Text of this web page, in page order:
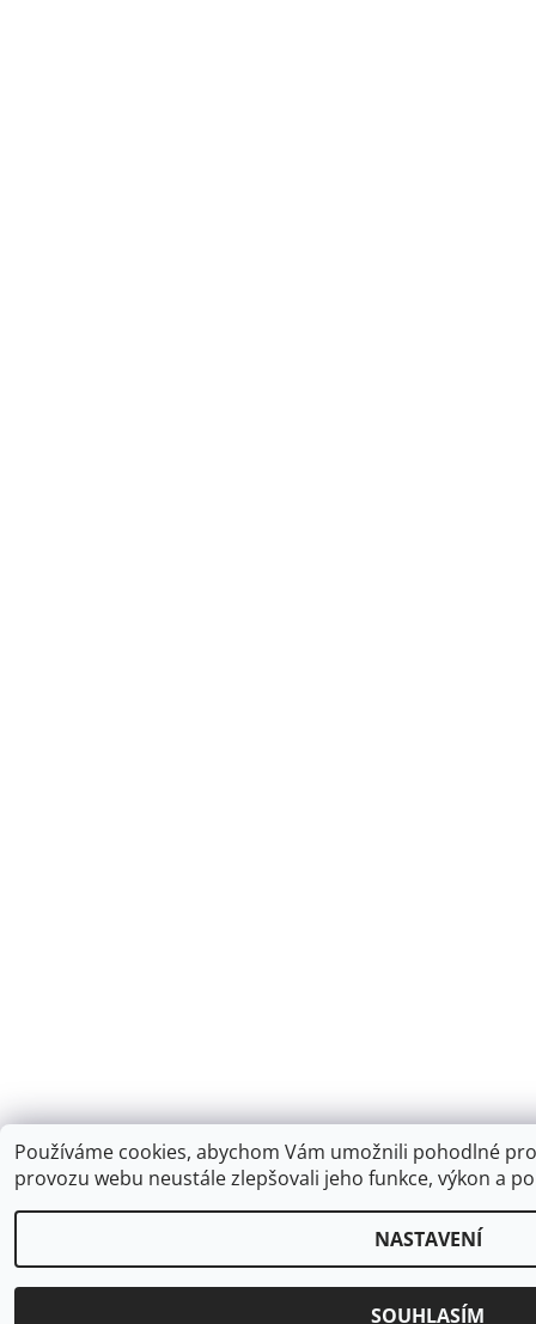
Používáme cookies, abychom Vám umožnili pohodlné
provozu webu neustále zlepšovali jeho funkce, výkon a
NASTAVENÍ
SOUHLASÍM